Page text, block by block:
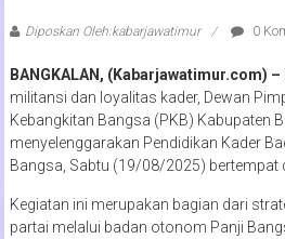
Diposkan Oleh:kabarjawatimur 0
BANGKALAN, (Kabarjawatimur.com) –
militansi dan loyalitas kader, Dewan
Kebangkitan Bangsa (PKB) Kabupaten
menyelenggarakan Pendidikan Kader
Bangsa, Sabtu (19/08/2025) bertempat
Kegiatan ini merupakan bagian dari
partai melalui badan otonom Panji